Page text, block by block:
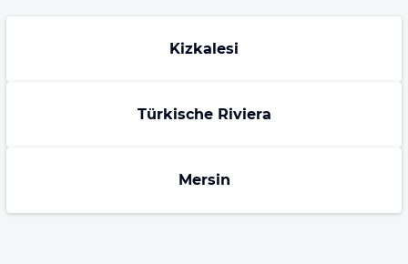
Kizkalesi
Türkische Riviera
Mersin